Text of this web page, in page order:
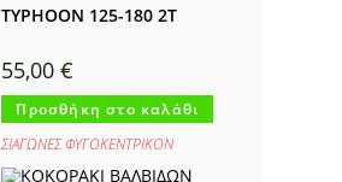
TYPHOON 125-180 2T
55,00€
Προσθήκη στο καλάθι
ΣΙΑΓΩΝΕΣ ΦΥΓΟΚΕΝΤΡΙΚΟΝ